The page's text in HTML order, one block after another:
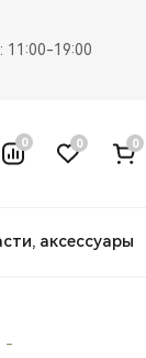
11:00-19:00
0 0 0
аксессуары